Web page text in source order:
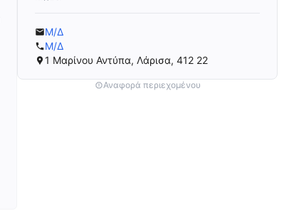
Μ/Δ
Μ/Δ
1 Μαρίνου Αντύπα, Λάρισα, 412 22
Αναφορά περιεχομένου